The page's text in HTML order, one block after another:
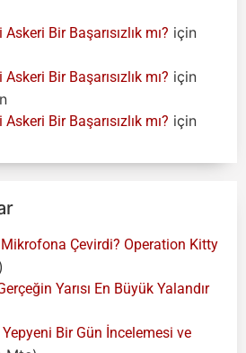
Bir Başarısızlık mı? için
Bir Başarısızlık mı? için
Bir Başarısızlık mı? için
Mikrofona Çevirdi? Operation Kitty
Yarısı En Büyük Yalandır
Bir Gün İncelemesi ve